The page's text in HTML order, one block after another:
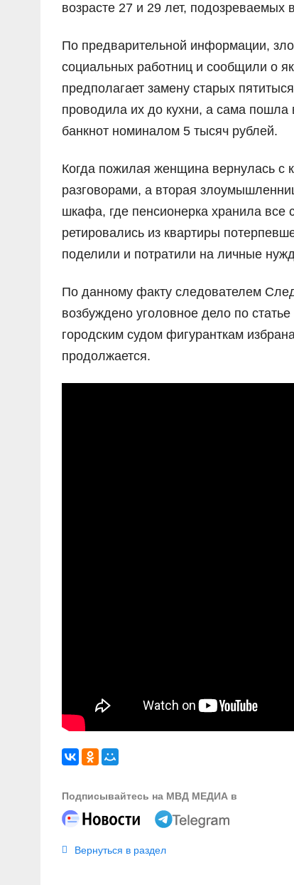
возрасте 27 и 29 лет,
По предварительной информации,
социальных работниц и сообщили о
предполагает замену старых
проводила их до кухни, а сама пошла
банкнот номиналом 5 тысяч рублей.
Когда пожилая женщина вернулась с
разговорами, а вторая
шкафа, где пенсионерка хранила
ретировались из квартиры
поделили и потратили на личные
По данному факту следователем
возбуждено уголовное дело по
городским судом фигуранткам
продолжается.
Подписывайтесь на МВД МЕДИА в
Вернуться в раздел